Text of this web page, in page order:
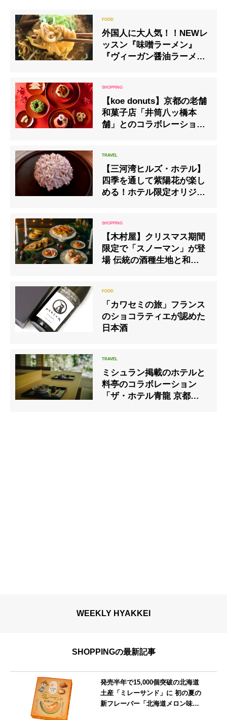
外国人に大人気！！NEWレ
ッスン『味噌ラーメン』
『ヴィーガン醤油ラーメ
【koe donuts】京都の老舗
和菓子店「井筒八ッ橋本
舗」とのコラボレーション
【三河湾ヒルズ・ホテル】
四季を通して紫陽花が楽し
める！ホテル限定オリジナ
【木村屋】クリスマス期間
限定で「スノーマン」が登
場 伝統の酒種生地と和の素
「カワセミの旅」フランス
のショコラティエが認めた
日本酒
ミシュラン掲載のホテルと
料亭のコラボレーション
「ザ・ホテル青龍 京都清
WEEKLY HYAKKEI
SHOPPINGの最新記事
発売半年で15,000個突破の北海道
土産「ミレーサンド」に 初の夏の
新フレーバー「北海道メロン味」